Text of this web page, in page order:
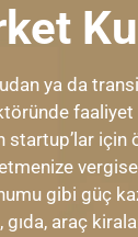
ya da
startup’lar
gibi güç
gıda, araç